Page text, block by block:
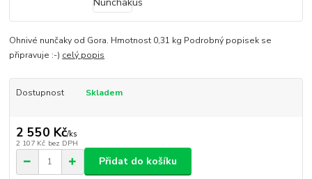
Ohnivé nunčaky od Gora. Hmotnost 0,31 kg Podrobný popisek se
připravuje :-) celý popis
Dostupnost Skladem
2 550 Kč/ks
2 107 Kč bez DPH
Přidat do košíku